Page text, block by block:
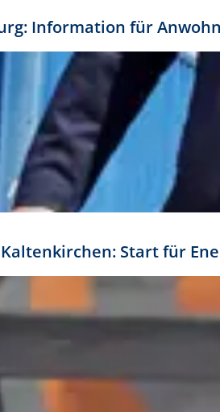
Information für
Start für